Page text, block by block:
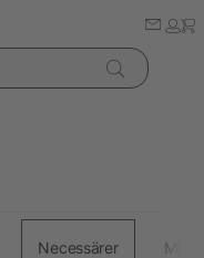
Necessärer